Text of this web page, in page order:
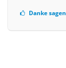
Danke sagen